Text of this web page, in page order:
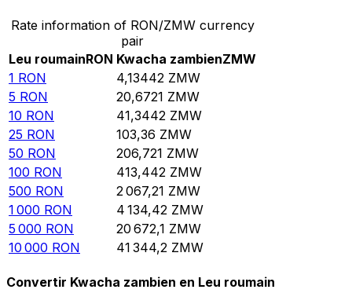
Rate information of RON/ZMW currency
pair
Leu roumainRON Kwacha zambienZMW
1 RON 4,13442 ZMW
5 RON 20,6721 ZMW
10 RON 41,3442 ZMW
25 RON 103,36 ZMW
50 RON 206,721 ZMW
100 RON 413,442 ZMW
500 RON 2 067,21 ZMW
1 000 RON 4 134,42 ZMW
5 000 RON 20 672,1 ZMW
10 000 RON 41 344,2 ZMW
Convertir Kwacha zambien en Leu roumain